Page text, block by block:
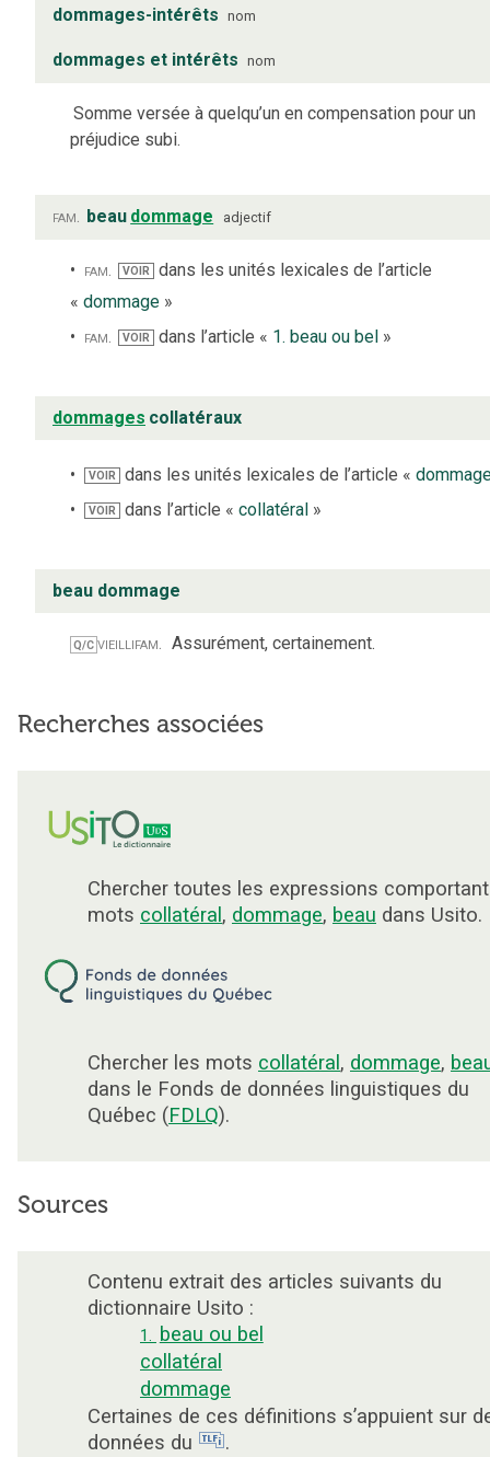
dommages-intérêts nom
dommages et intérêts nom
Somme versée à quelqu’un en compensation pour un
préjudice subi.
fam. beau dommage adjectif
fam. VOIR dans les unités lexicales de l’article
« dommage »
fam.
VOIR dans l’article « 1. beau ou bel»
dommages collatéraux
VOIR dans les unités lexicales de l’article «
VOIR dans l’article «collatéral »
beau dommage
Q/C vieillifam. Assurément, certainement.
Recherches associées
Chercher toutes les expressions
mots collatéral , dommage, beau dans Usito.
Chercher les mots collatéral , dommage,
dans le Fonds de données linguistiques du
Québec (FDLQ).
Sources
Contenu extrait des articles suivants du
dictionnaire Usito :
1. beau ou bel
collatéral
dommage
Certaines de ces définitions s’appuient sur
données du
.